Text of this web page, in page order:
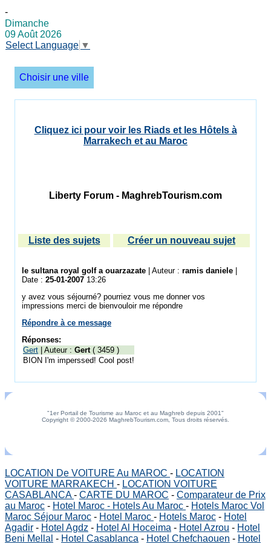
-
Dimanche
09 Août 2026
Select Language ▼
Choisir une ville
Cliquez ici pour voir les Riads et les Hôtels à
Marrakech et au Maroc
Liberty Forum - MaghrebTourism.com
Liste des sujets Créer un nouveau sujet
le sultana royal golf a ouarzazate | Auteur : ramis daniele
Date : 25-01-2007 13:26
y avez vous séjourné? pourriez vous me donner vos
impressions merci de bienvouloir me répondre
Répondre à ce message
Réponses:
Gert | Auteur : Gert( 3459 )
BION I'm imperssed! Cool post!
"1er Portail de Tourisme au Maroc et au Maghreb depuis 2001"
Copyright © 2000-2026 MaghrebTourism.com, Tous droits réservés.
LOCATION De VOITURE Au MAROC - LOCATION
VOITURE MARRAKECH - LOCATION VOITURE
CASABLANCA- CARTE DU MAROC - Comparateur de Prix
au Maroc - Hotel Maroc - Hotels Au Maroc - Hotels Maroc Vol
Maroc Séjour Maroc - Hotel Maroc - Hotels Maroc - Hotel
Agadir - Hotel Agdz - Hotel Al Hoceima - Hotel Azrou - Hotel
Beni Mellal - Hotel Casablanca - Hotel Chefchaouen - Hotel